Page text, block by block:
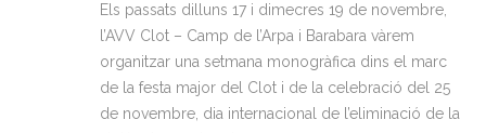
Els passats dilluns 17 i dimecres 19 de novembre,
l’AVV Clot – Camp de l’Arpa i Barabara vàrem
organitzar una setmana monogràfica dins el marc
de la festa major del Clot i de la celebració del 25
de novembre, dia internacional de l’eliminació de la